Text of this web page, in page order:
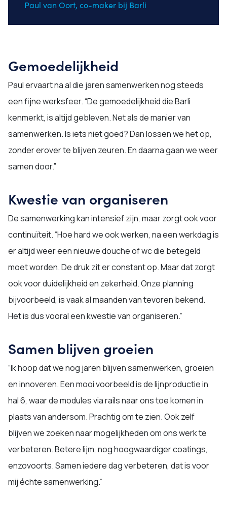
Paul van Oort, co-maker bij Barli
Gemoedelijkheid
Paul ervaart na al die jaren samenwerken nog steeds
een fijne werksfeer. “De gemoedelijkheid die Barli
kenmerkt, is altijd gebleven. Net als de manier van
samenwerken. Is iets niet goed? Dan lossen we het op,
zonder erover te blijven zeuren. En daarna gaan we weer
samen door.”
Kwestie van organiseren
De samenwerking kan intensief zijn, maar zorgt ook voor
continuïteit. “Hoe hard we ook werken, na een werkdag is
er altijd weer een nieuwe douche of wc die betegeld
moet worden. De druk zit er constant op. Maar dat zorgt
ook voor duidelijkheid en zekerheid. Onze planning
bijvoorbeeld, is vaak al maanden van tevoren bekend.
Het is dus vooral een kwestie van organiseren.”
Samen blijven groeien
“Ik hoop dat we nog jaren blijven samenwerken, groeien
en innoveren. Een mooi voorbeeld is de lijnproductie in
hal 6, waar de modules via rails naar ons toe komen in
plaats van andersom. Prachtig om te zien. Ook zelf
blijven we zoeken naar mogelijkheden om ons werk te
verbeteren. Betere lijm, nog hoogwaardiger coatings,
enzovoorts. Samen iedere dag verbeteren, dat is voor
mij échte samenwerking.”